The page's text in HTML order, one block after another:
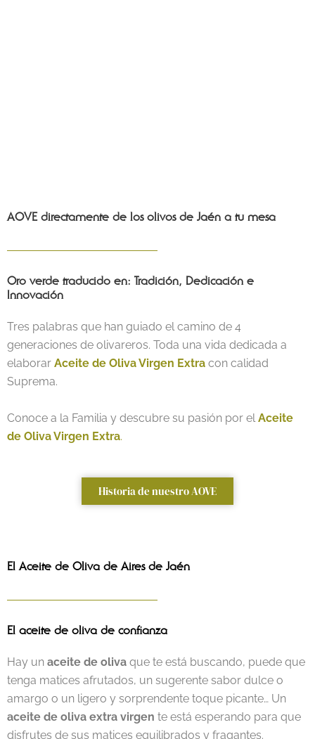
AOVE directamente de los olivos de Jaén a tu mesa
Oro verde traducido en: Tradición, Dedicación e
Innovación
Tres palabras que han guiado el camino de 4
generaciones de olivareros. Toda una vida dedicada a
elaborar Aceite de Oliva Virgen Extra con calidad
Suprema.
Conoce a la Familia y descubre su pasión por el Aceite
de Oliva Virgen Extra.
Historia de nuestro AOVE
El Aceite de Oliva de Aires de Jaén
El aceite de oliva de confianza
Hay un aceite de oliva que te está buscando, puede que
tenga matices afrutados, un sugerente sabor dulce o
amargo o un ligero y sorprendente toque picante… Un
aceite de oliva extra virgen te está esperando para que
disfrutes de sus matices equilibrados y fragantes.